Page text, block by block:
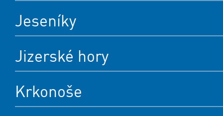
Jeseníky
Jizerské hory
Krkonoše